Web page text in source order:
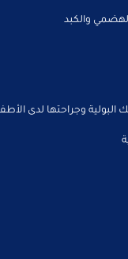
والكبد
وجراحتها لدى